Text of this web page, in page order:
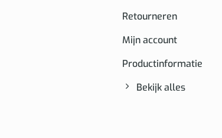
Retourneren
Mijn account
Productinformatie
Bekijk alles